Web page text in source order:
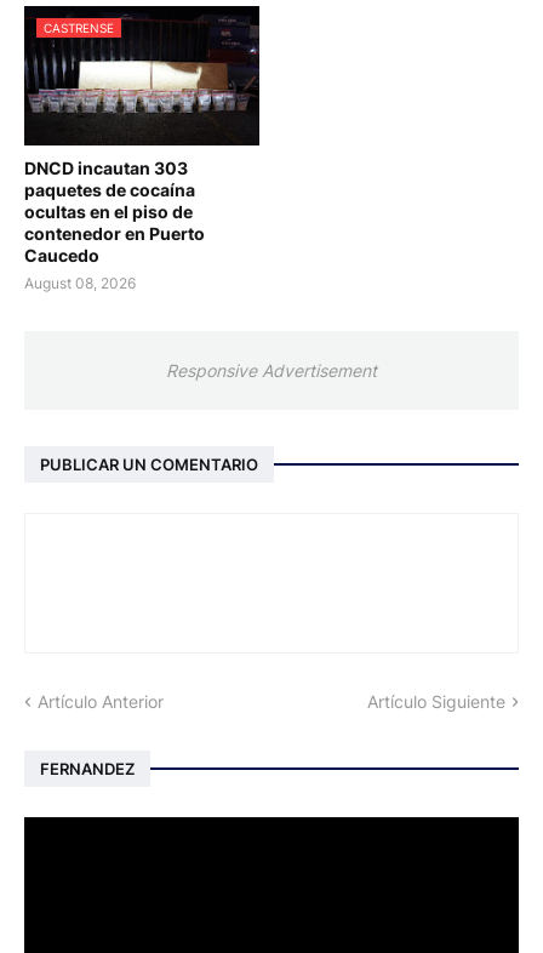
CASTRENSE
DNCD incautan 303
paquetes de cocaína
ocultas en el piso de
contenedor en Puerto
Caucedo
August 08, 2026
Responsive Advertisement
PUBLICAR UN COMENTARIO
Artículo Anterior Artículo Siguiente
FERNANDEZ